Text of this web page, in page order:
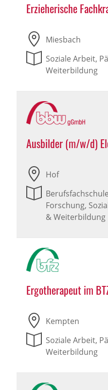
Erzieherische
Miesbach
Soziale Arbeit,
Weiterbildung
Ausbilder (m/w/d)
Hof
Forschung,
& Weiterbildung
Ergotherapeut im
Kempten
Soziale Arbeit,
Weiterbildung